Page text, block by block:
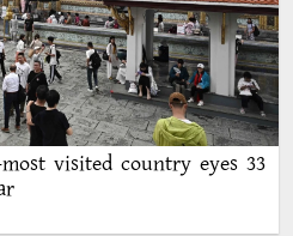
most visited country eyes 33